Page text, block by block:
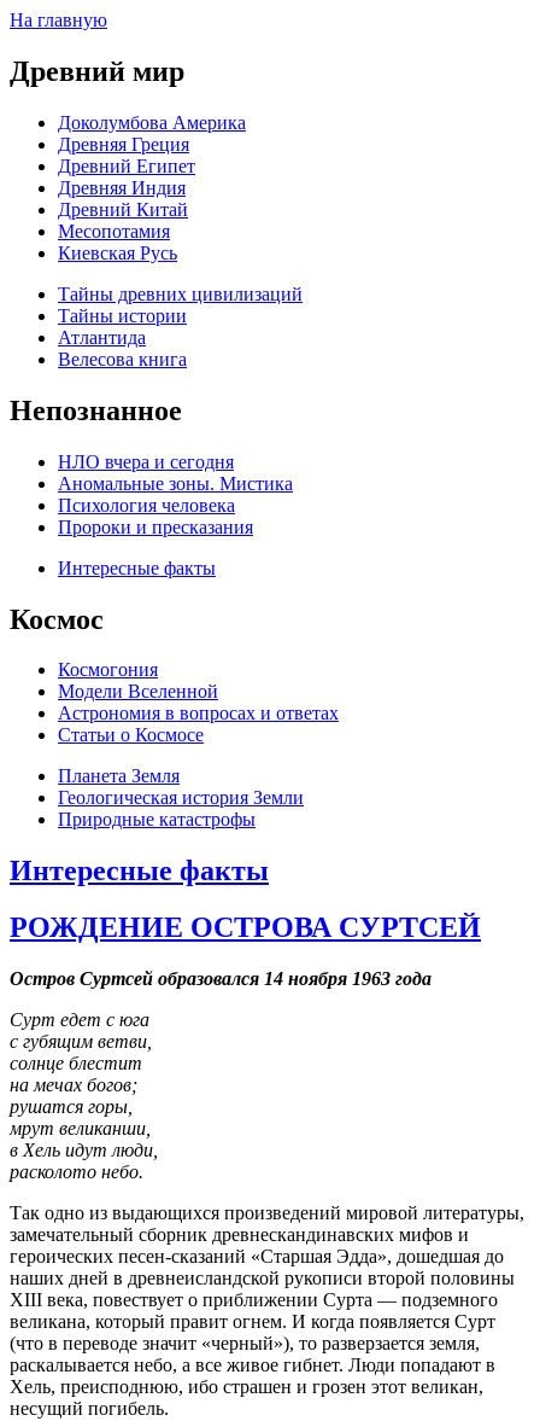
На главную
Древний мир
Доколумбова Америка
Древняя Греция
Древний Египет
Древняя Индия
Древний Китай
Месопотамия
Киевская Русь
Тайны древних цивилизаций
Тайны истории
Атлантида
Велесова книга
Непознанное
НЛО вчера и сегодня
Аномальные зоны. Мистика
Психология человека
Пророки и пресказания
Интересные факты
Космос
Космогония
Модели Вселенной
Астрономия в вопросах и ответах
Cтатьи о Космосе
Планета Земля
Геологическая история Земли
Природные катастрофы
Интересные факты
РОЖДЕНИЕ ОСТРОВА СУРТСЕЙ
Остров Суртсей образовался 14 ноября 1963 года
Сурт едет с юга
с губящим ветви,
солнце блестит
на мечах богов;
рушатся горы,
мрут великанши,
в Хель идут люди,
расколото небо.
Так одно из выдающихся произведений мировой литературы,
замечательный сборник древнескандинавских мифов и
героических песен-сказаний «Старшая Эдда», дошедшая до
наших дней в древнеисландской рукописи второй половины
XIII века, повествует о приближении Сурта — подземного
великана, который правит огнем. И когда появляется Сурт
(что в переводе значит «черный»), то разверзается земля,
раскалывается небо, а все живое гибнет. Люди попадают в
Хель, преисподнюю, ибо страшен и грозен этот великан,
несущий погибель.